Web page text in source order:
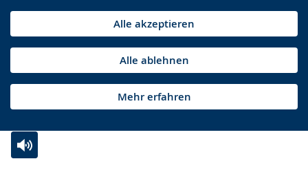
Alle akzeptieren
Alle ablehnen
Mehr erfahren